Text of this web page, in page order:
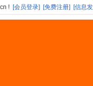
! [会员登录] [免费注册] [信息